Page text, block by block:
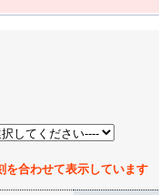
合わせて表示しています